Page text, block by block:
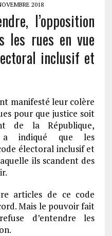
2018
l’opposition
les rues en vue
inclusif et
manifesté leur colère
pour que justice soit
de la République,
a indiqué que les
électoral inclusif et
ils scandent des
articles de ce code
Mais le pouvoir fait
d’entendre les